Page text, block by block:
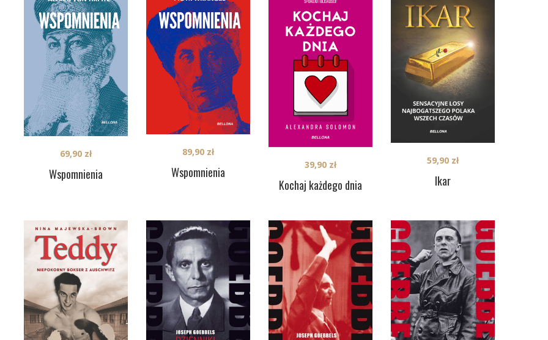
Wspomnienia
69,90 zł
Wspomnienia
89,90 zł
Kochaj każdego dnia
39,90 zł
Ikar
59,90 zł